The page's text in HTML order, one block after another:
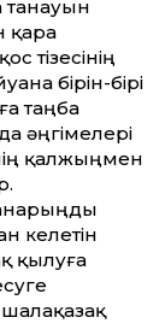
танауын
қара
тізесінің
бірін-бірі
таңба
әңгімелері
қалжыңмен
келетін
қылуға